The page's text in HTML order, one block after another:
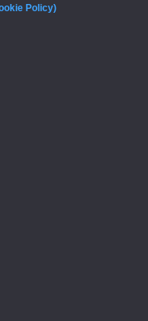
ชส์ Franchise...
Policy)